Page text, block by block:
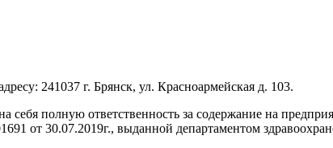
241037 г. Брянск, ул. Красноармейская д. 103.
себя полную ответственность за содержание на
от 30.07.2019г., выданной департаментом